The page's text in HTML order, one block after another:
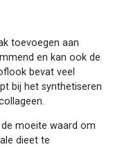
toevoegen aan
en kan ook de
bevat veel
bij het synthetiseren
moeite waard om
dieet te